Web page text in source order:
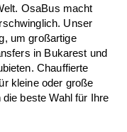
OsaBus macht
Unser
um großartige
in Bukarest und
Chauffierte
kleine oder große
beste Wahl für Ihre